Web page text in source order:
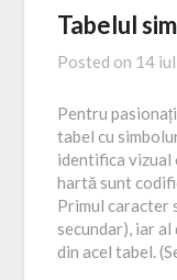
Tabelul
Posted on 14
Pentru
tabel cu
identifica vizual
hartă sunt
Primul caracter
secundar), iar
din acel tabel.